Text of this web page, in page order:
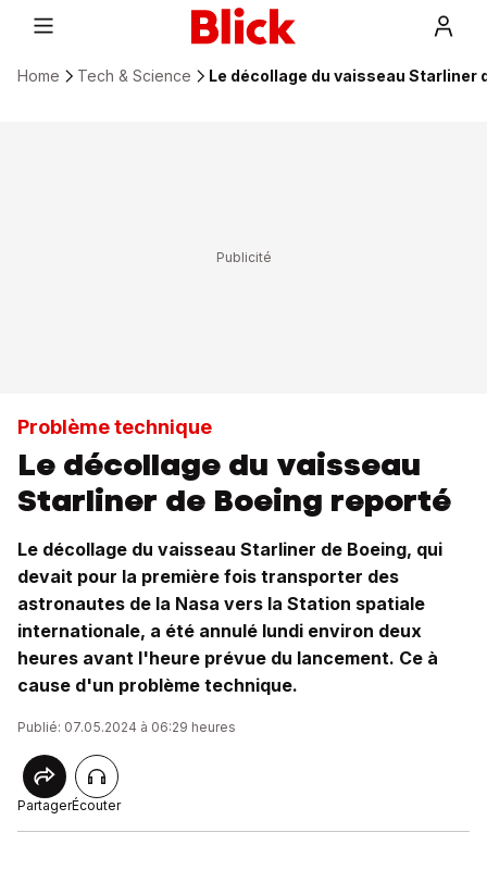
Home Tech & Science Le décollage du vaisseau Starliner
Problème technique
Le décollage du vaisseau
Starliner de Boeing reporté
Le décollage du vaisseau Starliner de Boeing, qui
devait pour la première fois transporter des
astronautes de la Nasa vers la Station spatiale
internationale, a été annulé lundi environ deux
heures avant l'heure prévue du lancement. Ce à
cause d'un problème technique.
Publié: 07.05.2024 à 06:29 heures
PartagerÉcouter